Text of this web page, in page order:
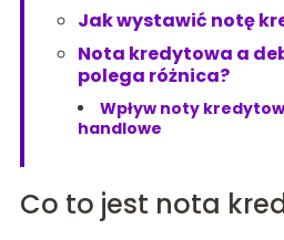
Jak wystawić notę
Nota kredytowa a
polega różnica?
Wpływ noty
handlowe
Co to jest nota